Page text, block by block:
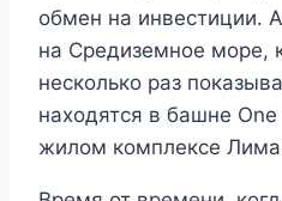
обмен на инвестиции.
на Средиземное море,
несколько раз
находятся в башне
жилом комплексе